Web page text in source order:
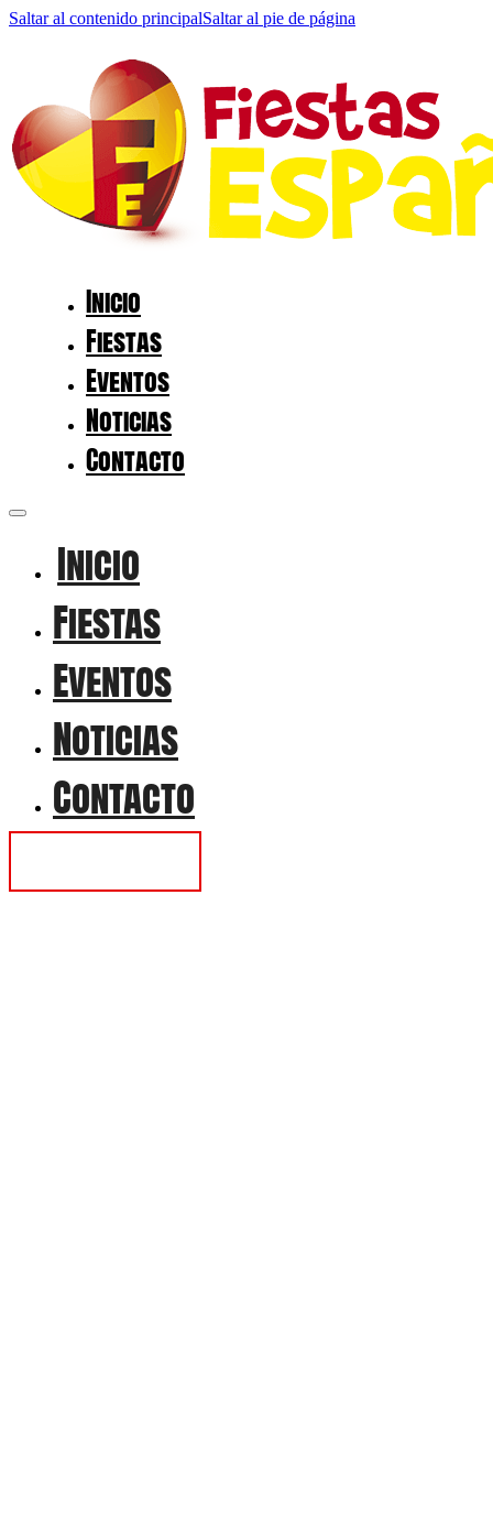
Saltar al contenido principalSaltar al pie de página
Inicio
Fiestas
Eventos
Noticias
Contacto
Inicio
Fiestas
Eventos
Noticias
Contacto